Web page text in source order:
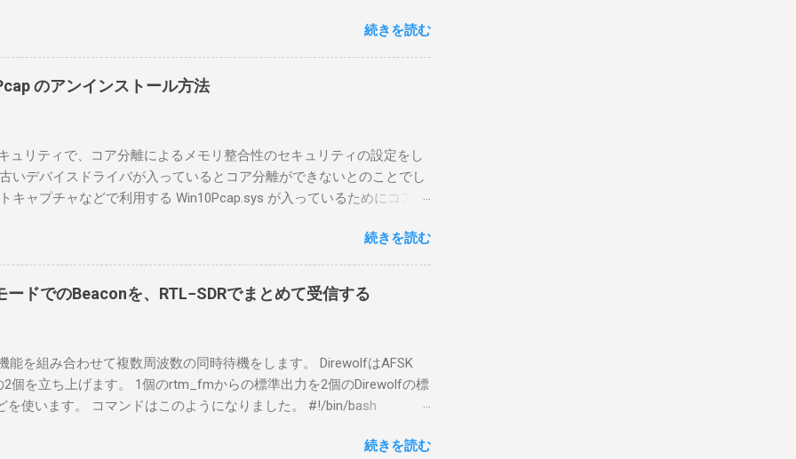
ったのだが、ちっともそんなに簡単につながらなかった。ということ
ポイントを明示しながら、私なりの解説を書いてみる。 基本的な構成
使う場合は、下記のこれらものが必要である ICOMの無線機。 今回は私
るIC-7300を使う。 無線機側(サーバ側) のWindows PC。 今回はちょ
なと思って。 操作側 (クライアント側) の Windows PC。 今回は手元
スコンピュータのWindows 11が入ったPC 操作側で音声を使った交信
ば、相応なマイクなど。 そして、リモート操作を行うソフトウェアで
した無線機からサーバPC、クライアントPCまでの流れはこの様になっ
線機内では、USB Hubの先にUSB SerialとUSB Audio がつながってい
は無線機のマイコンとつながり、CI-Vでのコマンドが交換でき
で交換できるようになっており、USB SerialなどのSerial portで送受
Vの内容はUDP 50002で交換でき、USB Audioからの音声データはUDP
受信している。 利用者側のクライアントPCでは、Remote UtilityとRS-
Controlの2つのアプリで仕事を分担するようになっている。 クライ
続きを読む
のアンインストール方法
ュリティで、コア分離によるメモリ整合性のセキュリティの設定をし
いデバイスドライバが入っているとコア分離ができないとのことでし
キャプチャなどで利用する Win10Pcap.sys が入っているためにコア分
、どのように実行すればよいのか調べながら実施しました。結論とし
用いればよかったです。 まずは管理者権限でTerminalを実行しま
ンストールした環境でしたので、PowerShellが起動しました。 適当
ールされているドライバを書き出す。 pnputil /enum-drivers > inf.txt #
を探し出す notepad.exe inf.txt 下記のよう場所があったので、ここ
x64 クラス名: NetTrans クラス GUID: {4d36e975-e325-11ce-bfc1-
ージョン: 10/08/2015 10.2.0.5002 署名者名: Microsoft Windows
今回の場合は oem131.inf が win10pcap に該当するので、これを削
続きを読む
ードでのBeaconを、RTL−SDRでまとめて受信する
能を組み合わせて複数周波数の同時待機をします。 DirewolfはAFSK
2個を立ち上げます。 1個のrtm_fmからの標準出力を2個のDirewolfの標
を使います。 コマンドはこのようになりました。 #!/bin/bash
20 - | \ tee >(direwolf -c "$direwolf_conf" -r 48000 -D 1 -t 0 -B 1200 - |
続きを読む